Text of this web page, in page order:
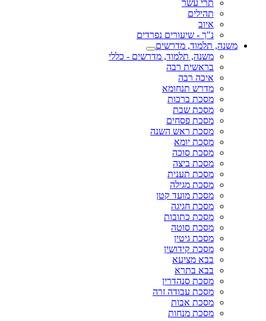
תרי עשר
תהילים
איוב
נ"ך - שיעורים נפרדים
משנה, תלמוד, מדרשים
משנה, תלמוד, מדרשים - כללי
בראשית רבה
איכה רבה
מדרש תנחומא
מסכת ברכות
מסכת שבת
מסכת פסחים
מסכת ראש השנה
מסכת יומא
מסכת סוכה
מסכת ביצה
מסכת תענית
מסכת מגילה
מסכת מועד קטן
מסכת חגיגה
מסכת כתובות
מסכת סוטה
מסכת גיטין
מסכת קידושין
בבא מציעא
בבא בתרא
מסכת סנהדרין
מסכת עבודה זרה
מסכת אבות
מסכת מנחות